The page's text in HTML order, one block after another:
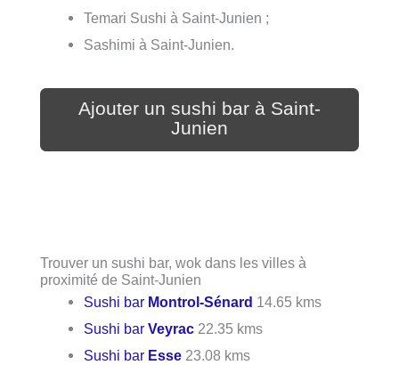
Temari Sushi à Saint-Junien ;
Sashimi à Saint-Junien.
Ajouter un sushi bar à Saint-
Junien
Trouver un sushi bar, wok dans les villes à
proximité de Saint-Junien
Sushi bar Montrol-Sénard 14.65 kms
Sushi barVeyrac 22.35 kms
Sushi bar Esse 23.08 kms